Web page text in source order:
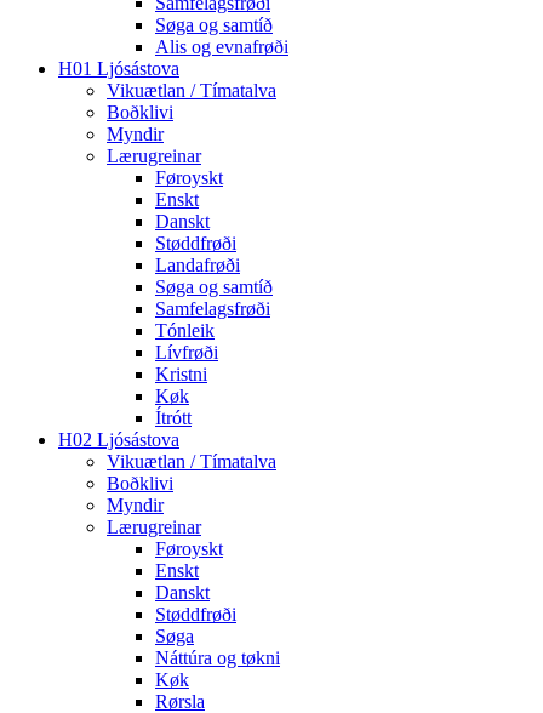
Søga og samtíð
Alis og evnafrøði
H01 Ljósástova
Vikuætlan / Tímatalva
Boðklivi
Myndir
Lærugreinar
Føroyskt
Enskt
Danskt
Støddfrøði
Landafrøði
Søga og samtíð
Samfelagsfrøði
Tónleik
Lívfrøði
Kristni
Køk
Ítrótt
H02 Ljósástova
Vikuætlan / Tímatalva
Boðklivi
Myndir
Lærugreinar
Føroyskt
Enskt
Danskt
Støddfrøði
Søga
Náttúra og tøkni
Køk
Rørsla